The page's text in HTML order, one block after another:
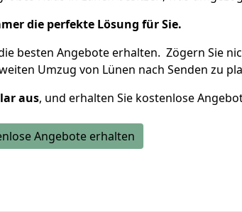
die perfekte Lösung für Sie.
besten Angebote erhalten. Zögern Sie
Umzug von Lünen nach Senden zu
aus, und erhalten Sie kostenlose
Angebote erhalten